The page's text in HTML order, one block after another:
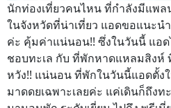
นักท่องเที่ยวคนไหน ที่กำลังมีแพล
ในจังหวัดที่น่าเที่ยว แอดขอแนะน
ค่ะ คุ้มค่าแน่นอน!! ซึ่งในวันนี้ แอด
ชอบทะเล กับ ที่พักหาดแหลมสิงห์
หวัง!! แน่นอน ที่พักในวันนี้แอดตั้ง
มาดดยเฉพาะเลยค่ะ แค่เดินก็ถึงท